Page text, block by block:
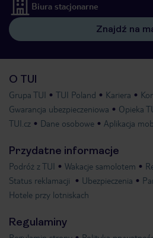
Biura stacjonarne
Znajdź na
O TUI
Grupa TUI TUI Poland Kariera
Gwarancja ubezpieczeniowa
Opieka
TUI.cz
Dane osobowe Aplikacja
Przydatne informacje
Podróż z TUI Wakacje samolotem
Status reklamacji
Ubezpieczenia
Hotele przy lotniskach
Regulaminy